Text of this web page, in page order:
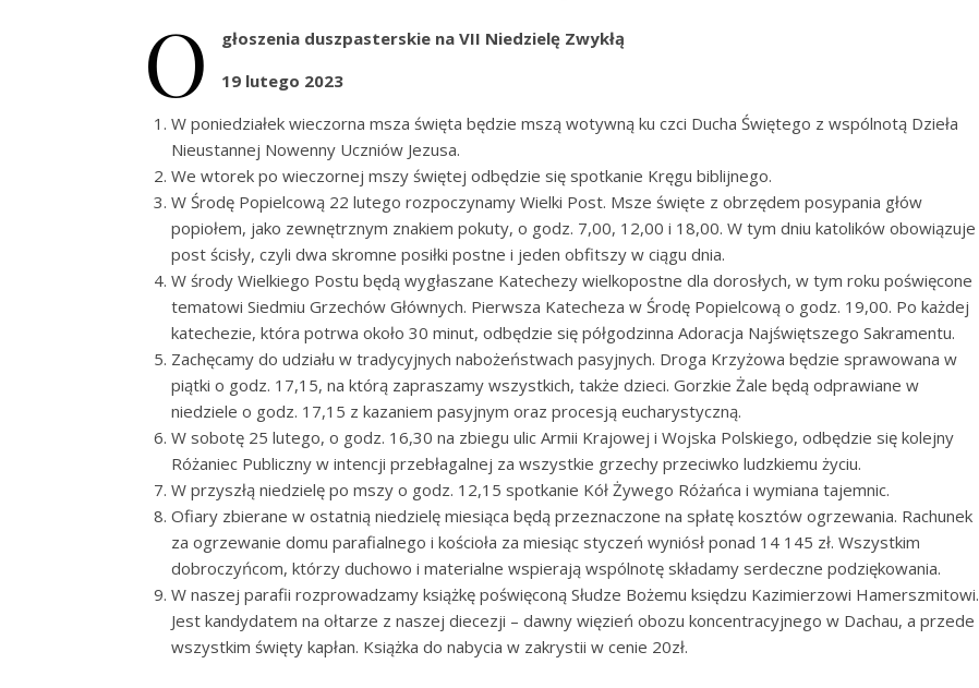
O
głoszenia duszpasterskie na VII Niedzielę Zwykłą
19 lutego 2023
W poniedziałek wieczorna msza święta będzie mszą wotywną ku czci Ducha Świętego z wspólnotą Dzieła
Nieustannej Nowenny Uczniów Jezusa.
We wtorek po wieczornej mszy świętej odbędzie się spotkanie Kręgu biblijnego.
W Środę Popielcową 22 lutego rozpoczynamy Wielki Post. Msze święte z obrzędem posypania głów
popiołem, jako zewnętrznym znakiem pokuty, o godz. 7,00, 12,00 i 18,00. W tym dniu katolików obowiązuje
post ścisły, czyli dwa skromne posiłki postne i jeden obfitszy w ciągu dnia.
W środy Wielkiego Postu będą wygłaszane Katechezy wielkopostne dla dorosłych, w tym roku poświęcone
tematowi Siedmiu Grzechów Głównych. Pierwsza Katecheza w Środę Popielcową o godz. 19,00. Po każdej
katechezie, która potrwa około 30 minut, odbędzie się półgodzinna Adoracja Najświętszego Sakramentu.
Zachęcamy do udziału w tradycyjnych nabożeństwach pasyjnych. Droga Krzyżowa będzie sprawowana w
piątki o godz. 17,15, na którą zapraszamy wszystkich, także dzieci. Gorzkie Żale będą odprawiane w
niedziele o godz. 17,15 z kazaniem pasyjnym oraz procesją eucharystyczną.
W sobotę 25 lutego, o godz. 16,30 na zbiegu ulic Armii Krajowej i Wojska Polskiego, odbędzie się kolejny
Różaniec Publiczny w intencji przebłagalnej za wszystkie grzechy przeciwko ludzkiemu życiu.
W przyszłą niedzielę po mszy o godz. 12,15 spotkanie Kół Żywego Różańca i wymiana tajemnic.
Ofiary zbierane w ostatnią niedzielę miesiąca będą przeznaczone na spłatę kosztów ogrzewania. Rachunek
za ogrzewanie domu parafialnego i kościoła za miesiąc styczeń wyniósł ponad 14 145 zł. Wszystkim
dobroczyńcom, którzy duchowo i materialne wspierają wspólnotę składamy serdeczne podziękowania.
W naszej parafii rozprowadzamy książkę poświęconą Słudze Bożemu księdzu Kazimierzowi Hamerszmitowi.
Jest kandydatem na ołtarze z naszej diecezji – dawny więzień obozu koncentracyjnego w Dachau, a przede
wszystkim święty kapłan. Książka do nabycia w zakrystii w cenie 20zł.